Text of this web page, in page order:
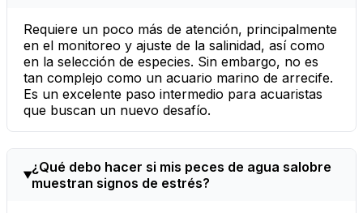
Requiere un poco más de atención, principalmente
en el monitoreo y ajuste de la salinidad, así como
en la selección de especies. Sin embargo, no es
tan complejo como un acuario marino de arrecife.
Es un excelente paso intermedio para acuaristas
que buscan un nuevo desafío.
¿Qué debo hacer si mis peces de agua salobre
muestran signos de estrés?